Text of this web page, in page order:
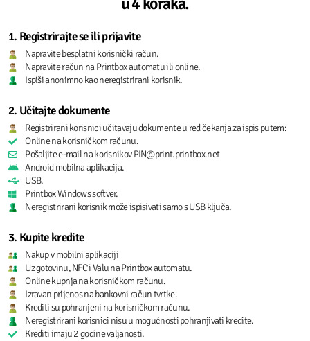
1. Registrirajte se ili prijavite
Napravite besplatni korisnički račun.
Napravite račun na Printbox automatu ili online.
Ispiši anonimno kao neregistrirani korisnik.
2. Učitajte dokumente
Registrirani korisnici učitavaju dokumente u red čekanja za ispis putem:
Online na korisničkom računu.
Pošaljite e-mail na korisnikov PIN@print.printbox.net
Android mobilna aplikacija.
USB.
Printbox Windows softver.
Neregistrirani korisnik može ispisivati samo s USB ključa.
3. Kupite kredite
Nakup v mobilni aplikaciji
Uz gotovinu, NFC i Valu na Printbox automatu.
Online kupnja na korisničkom računu.
Izravan prijenos na bankovni račun tvrtke.
Krediti su pohranjeni na korisničkom računu.
Neregistrirani korisnici nisu u mogućnosti pohranjivati kredite.
Krediti imaju 2 godine valjanosti.